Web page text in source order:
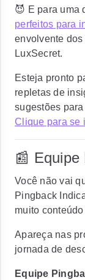
😈 E para uma
perfeitos para
envolvente dos
LuxSecret.
Esteja pronto
repletas de
sugestões
Clique para se
📰 Equipe
Você não vai
Pingback
muito
Apareça nas
jornada de
Equipe